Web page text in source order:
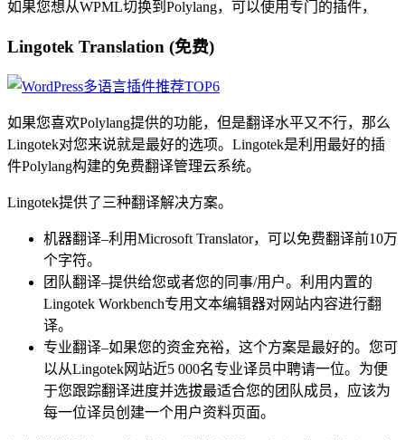
如果您想从WPML切换到Polylang，可以使用专门的插件，
Lingotek Translation (免费)
如果您喜欢Polylang提供的功能，但是翻译水平又不行，那么
Lingotek对您来说就是最好的选项。Lingotek是利用最好的插
件Polylang构建的免费翻译管理云系统。
Lingotek提供了三种翻译解决方案。
机器翻译–利用Microsoft Translator，可以免费翻译前10万
个字符。
团队翻译–提供给您或者您的同事/用户。利用内置的
Lingotek Workbench专用文本编辑器对网站内容进行翻
译。
专业翻译–如果您的资金充裕，这个方案是最好的。您可
以从Lingotek网站近5 000名专业译员中聘请一位。为便
于您跟踪翻译进度并选拔最适合您的团队成员，应该为
每一位译员创建一个用户资料页面。